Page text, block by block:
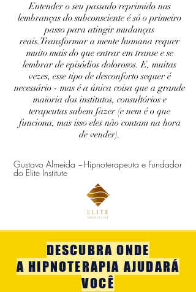
Entender o seu passado reprimido nas
lembranças do subconsciente é só o primeiro
passo para atingir mudanças
reais.Transformar a mente humana requer
muito mais do que entrar em transe e se
lembrar de episódios dolorosos. E, muitas
vezes, esse tipo de desconforto sequer é
necessário - mas é a única coisa que a grande
maioria dos institutos, consultórios e
terapeutas sabem fazer (e nem é o que
funciona, mas isso eles não contam na hora
de vender).
Gustavo Almeida ~Hipnoterapeuta e Fundador
do Elite Institute
DESCUBRA ONDE
A HIPNOTERAPIA AJUDARÁ
VOCÊ